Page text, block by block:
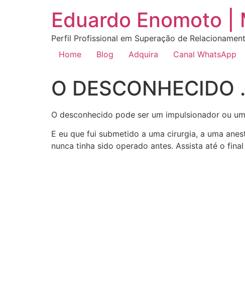
Eduardo Enomoto |
Perfil Profissional em Superação de
Home
Blog Adquira Canal WhatsApp
O DESCONHECIDO
O desconhecido pode ser um impulsionador ou
E eu que fui submetido a uma cirurgia, a uma
nunca tinha sido operado antes. Assista até o